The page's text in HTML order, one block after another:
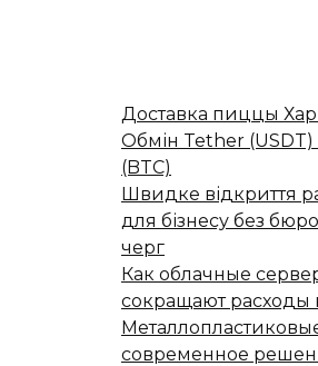
Доставка пиццы
Обмін Tether (USDT)
(BTC)
Швидке відкриття
для бізнесу без
черг
Как облачные
сокращают расходы
современное